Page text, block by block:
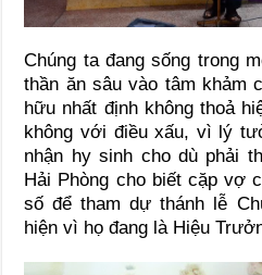
Chúng ta đang sống trong
thần ăn sâu vào tâm khảm
hữu nhất định không thoả
không với điều xấu, vì lý
nhận hy sinh cho dù phải
Hải Phòng cho biết cặp vợ
số để tham dự thánh lễ
hiện vì họ đang là Hiệu